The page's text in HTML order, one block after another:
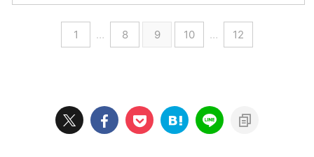
ーの動きや、光が生み出すわずか
な明暗の差などなど。 これらを
一瞬で見極め、口を使うかどうか
の判断をしているのです！ ニジ
光」「光と影が交錯する夕暮れ」
「暗闇が広がる真夜中」で、全く
の別物だからです。 それぞれの
身近なエピソードにも触れていま
すから、楽しんで読み進めてくだ
さいね〜！ 次回の釣行から、使
えるような最強のヒントになるは
境（約0.01ルクス以下）」で働
く、人間を含む脊椎動物（魚類、
鳥類、哺乳類など）に備わる視覚
1 … 8 9 10 … 12